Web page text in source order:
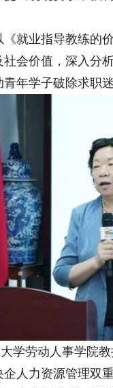
就业指导教练的
会价值，深入分
年学子破除求职
学劳动人事学院
企人力资源管理